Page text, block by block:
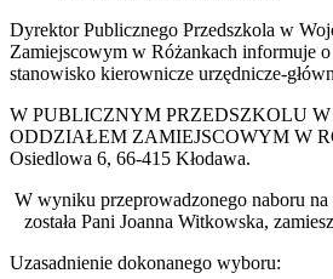
Dyrektor Publicznego Przedszkola w
Zamiejscowym w Różankach informuje
stanowisko kierownicze urzędnicze-
W PUBLICZNYM PRZEDSZKOLU
ODDZIAŁEM ZAMIEJSCOWYM W
Osiedlowa 6, 66-415 Kłodawa.
W wyniku przeprowadzonego naboru
została Pani Joanna Witkowska,
Uzasadnienie dokonanego wyboru: